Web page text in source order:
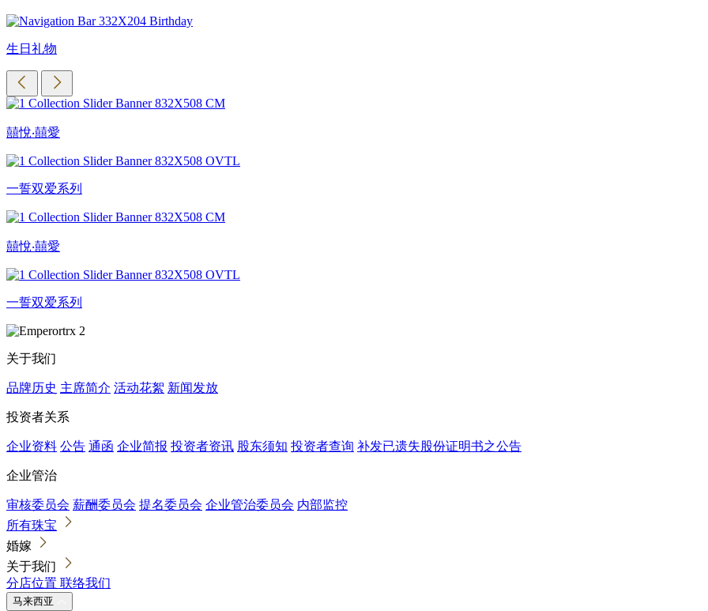
生日礼物
囍悅‧囍愛
一誓双爱系列
囍悅‧囍愛
一誓双爱系列
关于我们
品牌历史 主席简介 活动花絮 新闻发放
投资者关系
企业资料 公告 通函 企业简报 投资者资讯 股东须知 投资者查询 补发已遗失股份证明书之公告
企业管治
审核委员会 薪酬委员会 提名委员会 企业管治委员会 内部监控
所有珠宝
婚嫁
关于我们
分店位置 联络我们
马来西亚